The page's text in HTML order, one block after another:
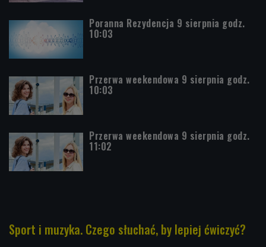
Poranna Rezydencja 9 sierpnia godz.
10:03
Przerwa weekendowa 9 sierpnia godz.
10:03
Przerwa weekendowa 9 sierpnia godz.
11:02
Sport i muzyka. Czego słuchać, by lepiej ćwiczyć?